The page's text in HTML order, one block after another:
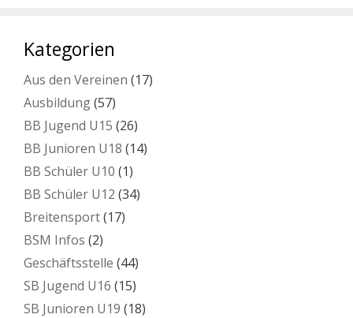
Kategorien
Aus den Vereinen (17)
Ausbildung(57)
BB Jugend U15 (26)
BB Junioren U18 (14)
BB Schüler U10 (1)
BB Schüler U12 (34)
Breitensport(17)
BSM Infos (2)
Geschäftsstelle (44)
SB Jugend U16 (15)
SB Junioren U19 (18)